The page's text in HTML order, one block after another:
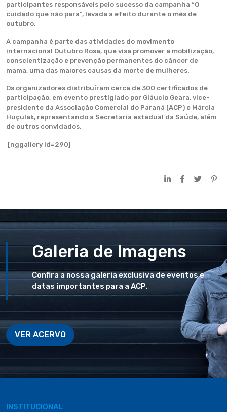
participantes responsáveis pelo sucesso da campanha “O
cuidado que não para”, levada a efeito durante o mês de
outubro.
A campanha é parte das atividades do movimento
internacional Outubro Rosa, que visa promover a mobilização,
conscientização e prevenção permanentes do câncer de
mama, uma das maiores causas da morte de mulheres.
Os organizadores distribuíram cerca de 300 certificados de
participação, em evento prestigiado por Gláucio Geara, vice-
presidente da Associação Comercial do Paraná (ACP) e Márcia
Huçulak, representando a Secretaria estadual da Saúde, além
de outros convidados.
[nggallery id=290]
Galeria de Imagens
Confira a nossa galeria exclusiva de eventos e
datas importantes para a ACP.
VER ACERVO
INSTITUCIONAL